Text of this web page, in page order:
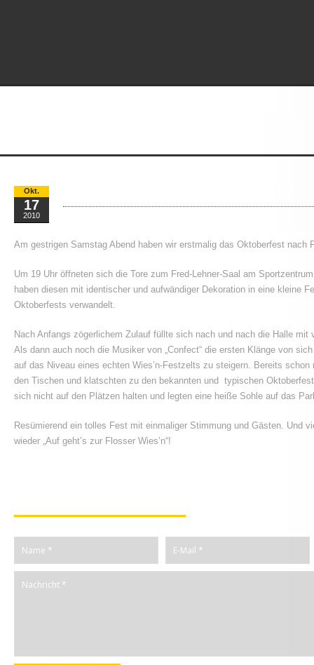
Okt.
17
2010
Am gestrigen Samstag Abend haben wir erstmalig das Oktoberfest nach
Um 19 Uhr öffneten sich die Tore zum Fred-Lehner-Saal am
haben diesen mit identischer und aufwändiger Dekoration in eine kleine
Oktoberfests verwandelt.
Nach Anfangs zögerlichem Zulauf füllte sich nach und nach die Halle mit
Als dann auch noch die Musiker von „Confect“ die ersten Klänge von
auf das Niveau eines echten Wies’n-Festzelts zu steigern. Bereits
den Tischen und klatschten zu den bekannten und typischen
sich nicht auf den Plätzen halten und legten eine heiße Sohle auf das
Resümierend ein tolles Fest mit einmaliger Stimmung und Gästen. Und
wieder „Auf geht’s zur Flosser Wies’n“!